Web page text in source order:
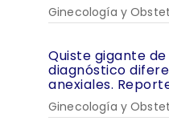
Ginecología y
Quiste gigante
diagnóstico
anexiales.
Ginecología y